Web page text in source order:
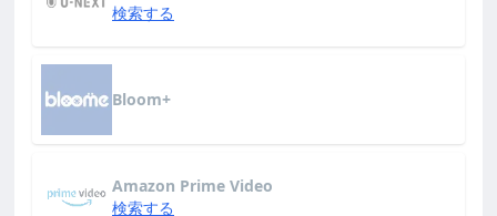
検索する
Bloom+
Amazon Prime Video
検索する